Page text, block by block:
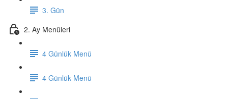
3. Gün
2. Ay Menüleri
4 Günlük Menü
4 Günlük Menü